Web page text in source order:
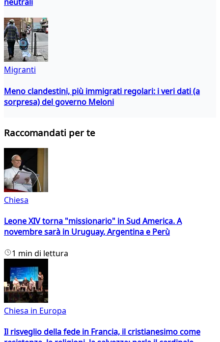
Migranti
Meno clandestini, più immigrati regolari: i veri dati (a
sorpresa) del governo Meloni
Raccomandati per te
Chiesa
Leone XIV torna "missionario" in Sud America. A
novembre sarà in Uruguay, Argentina e Perù
1 min di lettura
Chiesa in Europa
Il risveglio della fede in Francia, il cristianesimo come